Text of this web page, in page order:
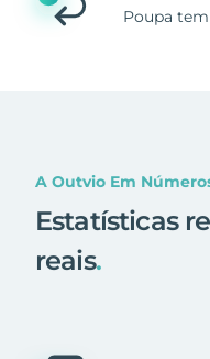
Poupa
A Outvio Em
Estatísticas
reais.